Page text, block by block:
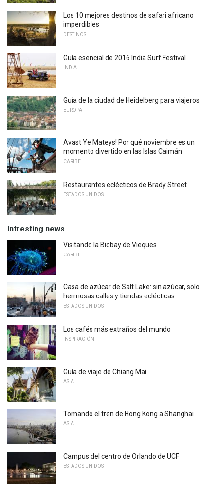
Los 10 mejores destinos de safari africano
imperdibles
DESTINOS
Guía esencial de 2016 India Surf Festival
INDIA
Guía de la ciudad de Heidelberg para viajeros
EUROPA
Avast Ye Mateys! Por qué noviembre es un
momento divertido en las Islas Caimán
CARIBE
Restaurantes eclécticos de Brady Street
ESTADOS UNIDOS
Intresting news
Visitando la Biobay de Vieques
CARIBE
Casa de azúcar de Salt Lake: sin azúcar, solo
hermosas calles y tiendas eclécticas
ESTADOS UNIDOS
Los cafés más extraños del mundo
INSPIRACIÓN
Guía de viaje de Chiang Mai
ASIA
Tomando el tren de Hong Kong a Shanghai
ASIA
Campus del centro de Orlando de UCF
ESTADOS UNIDOS